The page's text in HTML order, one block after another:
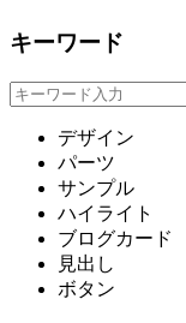
キーワード
デザイン
パーツ
サンプル
ハイライト
ブログカード
見出し
ボタン